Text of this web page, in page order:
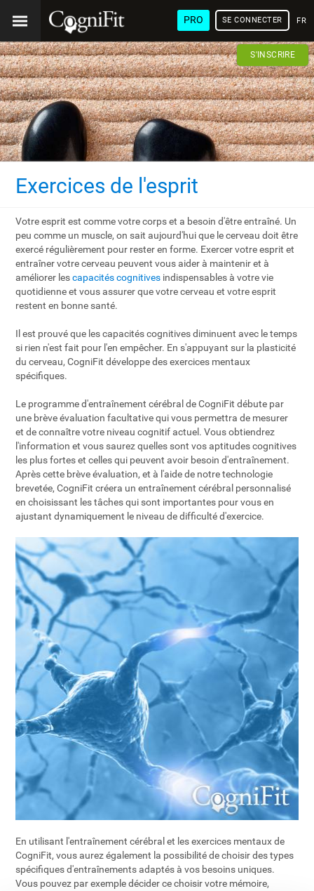
PRO SE CONNECTER
S'INSCRIRE
Exercices de l'esprit
Votre esprit est comme votre corps et a besoin d'être entraîné. Un
peu comme un muscle, on sait aujourd'hui que le cerveau doit être
exercé régulièrement pour rester en forme. Exercer votre esprit et
entraîner votre cerveau peuvent vous aider à maintenir et à
améliorer lescapacités cognitives indispensables à votre vie
quotidienne et vous assurer que votre cerveau et votre esprit
restent en bonne santé.
Il est prouvé que les capacités cognitives diminuent avec le temps
si rien n'est fait pour l'en empêcher. En s'appuyant sur la plasticité
du cerveau, CogniFit développe des exercices mentaux
spécifiques.
Le programme d'entraînement cérébral de CogniFit débute par
une brève évaluation facultative qui vous permettra de mesurer
et de connaître votre niveau cognitif actuel. Vous obtiendrez
l'information et vous saurez quelles sont vos aptitudes cognitives
les plus fortes et celles qui peuvent avoir besoin d'entraînement.
Après cette brève évaluation, et à l'aide de notre technologie
brevetée, CogniFit créera un entraînement cérébral personnalisé
en choisissant les tâches qui sont importantes pour vous en
ajustant dynamiquement le niveau de difficulté d'exercice.
En utilisant l'entraînement cérébral et les exercices mentaux de
CogniFit, vous aurez également la possibilité de choisir des types
spécifiques d'entraînements adaptés à vos besoins uniques.
Vous pouvez par exemple décider ce choisir votre mémoire,